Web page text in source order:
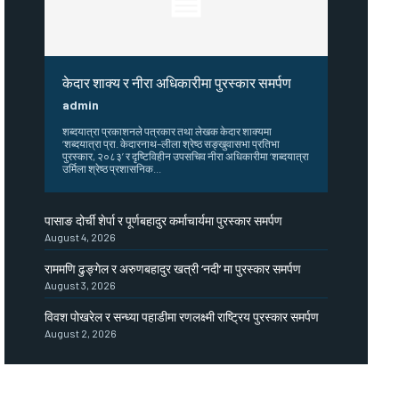
केदार शाक्य र नीरा अधिकारीमा पुरस्कार समर्पण
admin
शब्दयात्रा प्रकाशनले पत्रकार तथा लेखक केदार शाक्यमा
‘शब्दयात्रा प्रा. केदारनाथ–लीला श्रेष्ठ सङ्खुवासभा प्रतिभा
पुरस्कार, २०८३’ र दृष्टिविहीन उपसचिव नीरा अधिकारीमा ‘शब्दयात्रा
उर्मिला श्रेष्ठ प्रशासनिक...
पासाङ दोर्ची शेर्पा र पूर्णबहादुर कर्माचार्यमा पुरस्कार समर्पण
August 4, 2026
राममणि ढुङ्गेल र अरुणबहादुर खत्री ‘नदी’ मा पुरस्कार समर्पण
August 3, 2026
विवश पोखरेल र सन्ध्या पहाडीमा रणलक्ष्मी राष्ट्रिय पुरस्कार समर्पण
August 2, 2026